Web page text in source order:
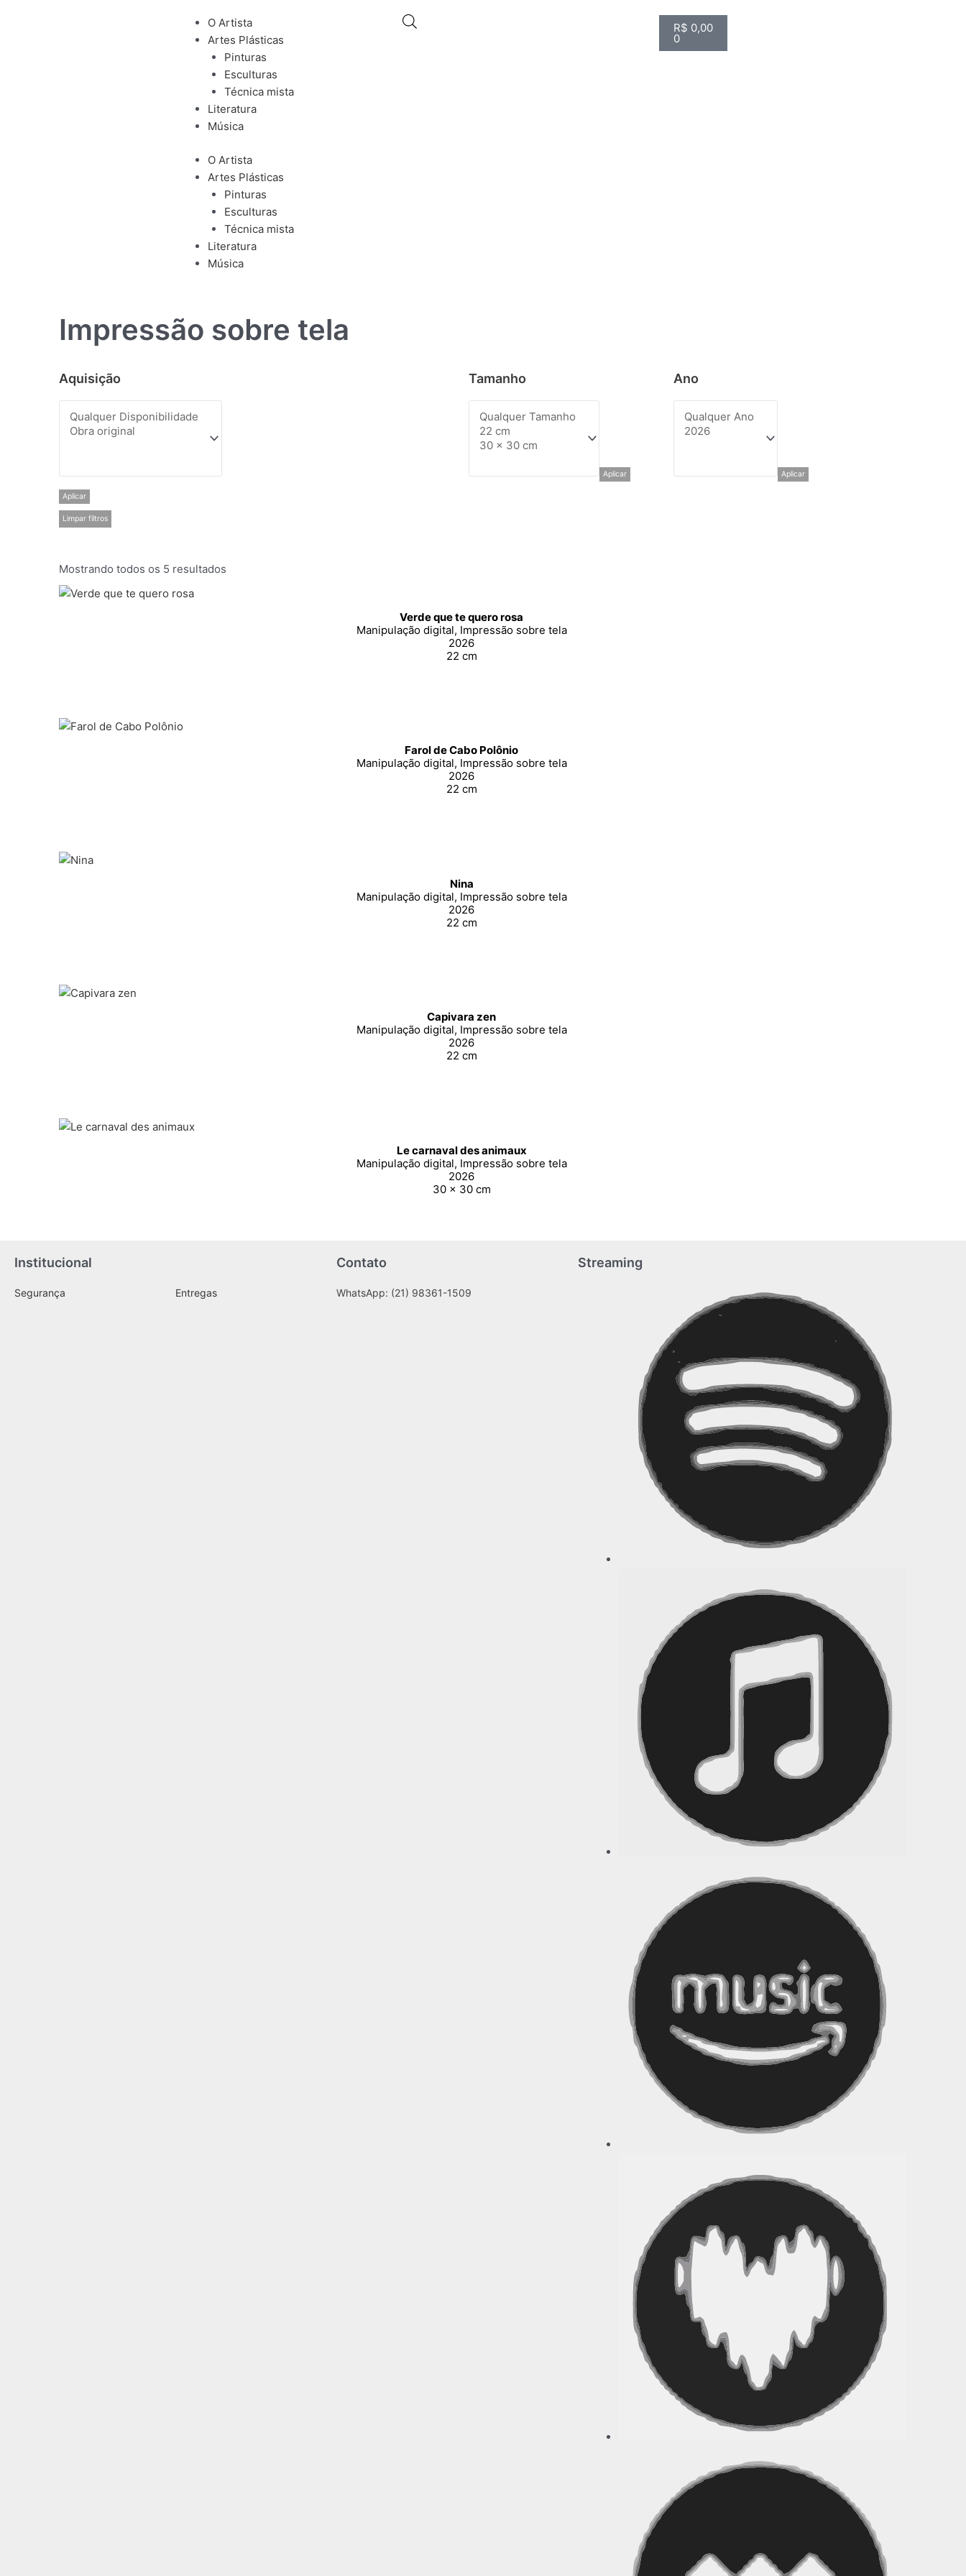
O Artista
Artes Plásticas
Pinturas
Esculturas
Técnica mista
Literatura
Música
O Artista
Artes Plásticas
Pinturas
Esculturas
Técnica mista
Literatura
Música
R$ 0,00
0
Impressão sobre tela
Aquisição
Aplicar
Limpar filtros
Tamanho
Aplicar
Ano
Aplicar
Mostrando todos os 5 resultados
Verde que te quero rosa
Manipulação digital, Impressão sobre tela
2026
22 cm
Farol de Cabo Polônio
Manipulação digital, Impressão sobre tela
2026
22 cm
Nina
Manipulação digital, Impressão sobre tela
2026
22 cm
Capivara zen
Manipulação digital, Impressão sobre tela
2026
22 cm
Le carnaval des animaux
Manipulação digital, Impressão sobre tela
2026
30 x 30 cm
Institucional
Segurança Entregas
Contato
WhatsApp: (21) 98361-1509
Streaming